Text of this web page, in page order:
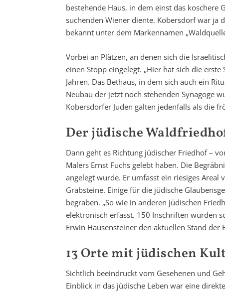
bestehende Haus, in dem einst das koschere
suchenden Wiener diente. Kobersdorf war ja
bekannt unter dem Markennamen
Vorbei an Plätzen, an denen sich die
einen Stopp eingelegt. „Hier hat sich die
Jahren. Das Bethaus, in dem sich auch ein
Neubau der jetzt noch stehenden Synagoge
Kobersdorfer Juden galten jedenfalls als die
Der jüdische
Dann geht es Richtung jüdischer Friedhof –
Malers Ernst Fuchs gelebt haben. Die
angelegt wurde. Er umfasst ein riesiges
Grabsteine. Einige für die jüdische
begraben. „So wie in anderen jüdischen
elektronisch erfasst. 150 Inschriften wurden
Erwin Hausensteiner den aktuellen Stand der
13 Orte mit jüdischen
Sichtlich beeindruckt vom Gesehenen und
Einblick in das jüdische Leben war eine